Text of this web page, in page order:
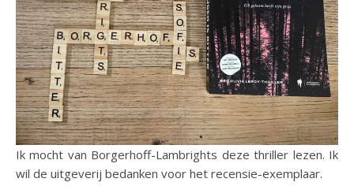
Ik mocht van Borgerhoff-Lambrights deze thriller lezen. Ik
wil de uitgeverij bedanken voor het recensie-exemplaar.